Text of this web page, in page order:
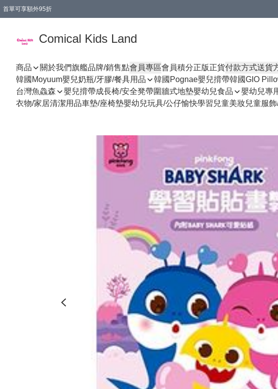
首單可享額外95折
Comical Kids Land
商品 關於我們旗艦品牌/銷售點會員專區會員積分正版正貨付款方式送貨
韓國Moyuum嬰兒奶瓶/牙膠/餐具用品
韓國Pognae嬰兒揹帶韓國GIO
台灣魚鱻森
嬰兒揹帶成長椅/安全凳帶圍牆式地墊嬰幼兒食品 嬰幼兒專
衣物/家居清潔用品車墊/座椅墊嬰幼兒玩具/公仔愉快學習兒童美妝兒童服